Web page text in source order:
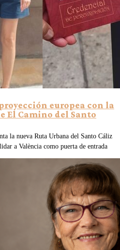
europea con la
El Camino del Santo
la nueva Ruta Urbana del Santo Cáliz
a València como puerta de entrada